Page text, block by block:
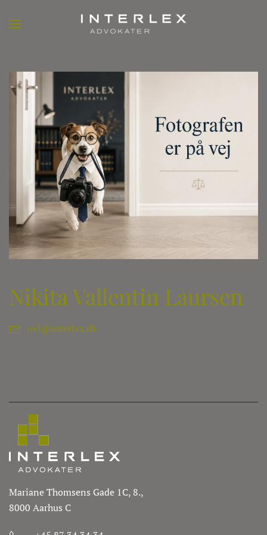
Nikita Vallentin Laursen
nvl@interlex.dk
Mariane Thomsens Gade 1C, 8.,
8000 Aarhus C